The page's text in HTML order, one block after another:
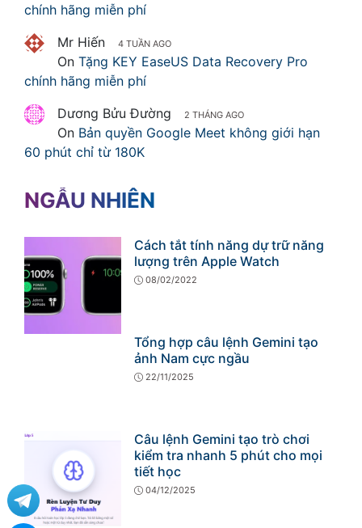
chính hãng miễn phí
Mr Hiến
4 TUẦN AGO
On Tặng KEY EaseUS Data Recovery Pro
chính hãng miễn phí
Dương Bửu Đường
2 THÁNG AGO
On Bản quyền Google Meet không giới hạn
60 phút chỉ từ 180K
NGẪU NHIÊN
Cách tắt tính năng dự trữ năng
lượng trên Apple Watch
08/02/2022
Tổng hợp câu lệnh Gemini tạo
ảnh Nam cực ngầu
22/11/2025
Câu lệnh Gemini tạo trò chơi
kiểm tra nhanh 5 phút cho mọi
tiết học
04/12/2025